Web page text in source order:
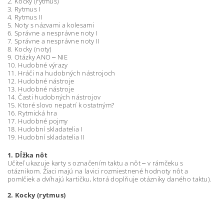
3. Rytmus I
4. Rytmus II
5. Noty s názvami a kolesami
6. Správne a nesprávne noty I
7. Správne a nesprávne noty II
8. Kocky (noty)
9. Otázky ANO ‒ NIE
10. Hudobné výrazy
11. Hráči na hudobných nástrojoch
12. Hudobné nástroje
13. Hudobné nástroje
14. Časti hudobných nástrojov
15. Ktoré slovo nepatrí k ostatným?
16. Rytmická hra
17. Hudobné pojmy
18. Hudobní skladatelia I
19. Hudobní skladatelia II
1. Dĺžka nôt
Učiteľ ukazuje karty s označením taktu a nôt ‒ v rámčeku s
otáznikom. Žiaci majú na lavici rozmiestnené hodnoty nôt a
pomlčiek a dvíhajú kartičku, ktorá doplňuje otázniky daného taktu).
2. Kocky (rytmus)